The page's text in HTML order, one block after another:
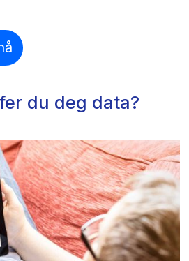
du deg data?